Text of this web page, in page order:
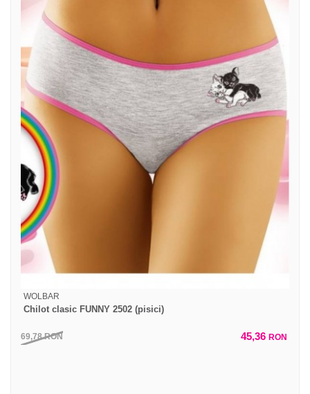
WOLBAR
Chilot clasic FUNNY 2502 (pisici)
69,78RON 45,36 RON